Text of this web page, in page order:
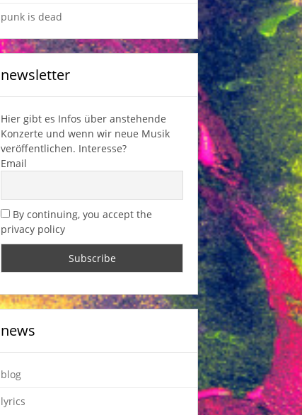
punk is dead
newsletter
Hier gibt es Infos über anstehende
Konzerte und wenn wir neue Musik
veröffentlichen. Interesse?
Email
By continuing, you accept the
privacy policy
news
blog
lyrics